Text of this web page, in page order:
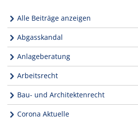
Alle Beiträge anzeigen
Abgasskandal
Anlageberatung
Arbeitsrecht
Bau- und Architektenrecht
Corona Aktuelle